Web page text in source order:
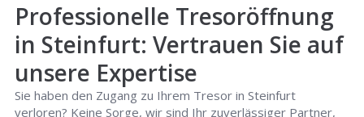
Professionelle Tresoröffnung
in Steinfurt: Vertrauen Sie auf
unsere Expertise
Sie haben den Zugang zu Ihrem Tresor in Steinfurt
verloren? Keine Sorge, wir sind Ihr zuverlässiger Partner,